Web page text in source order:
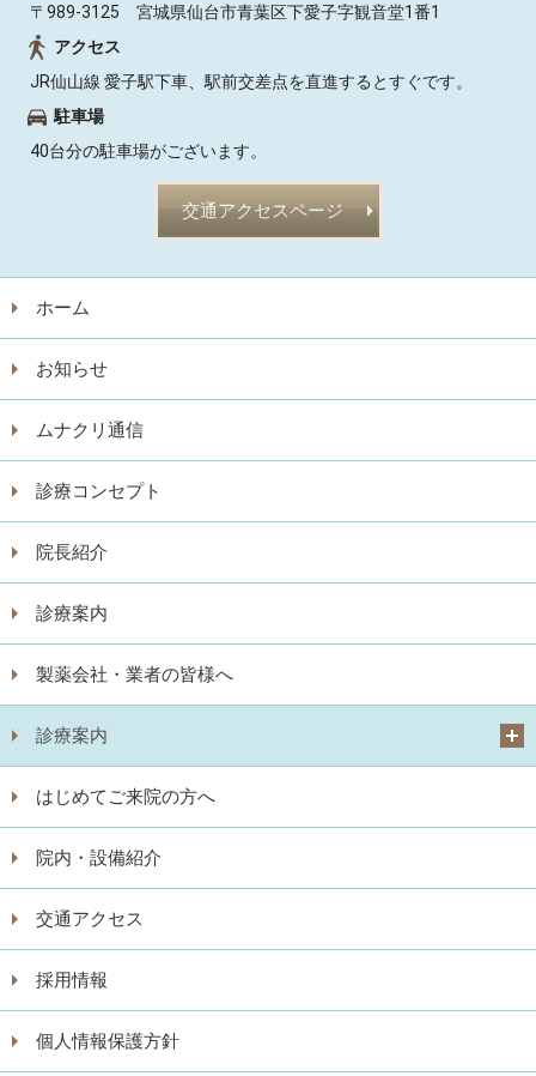
〒989-3125 宮城県仙台市青葉区下愛子字観音堂1番1
アクセス
JR仙山線 愛子駅下車、駅前交差点を直進するとすぐです。
駐車場
40台分の駐車場がございます。
交通アクセスページ
ホーム
お知らせ
ムナクリ通信
診療コンセプト
院長紹介
診療案内
製薬会社・業者の皆様へ
診療案内
はじめてご来院の方へ
院内・設備紹介
交通アクセス
採用情報
個人情報保護方針